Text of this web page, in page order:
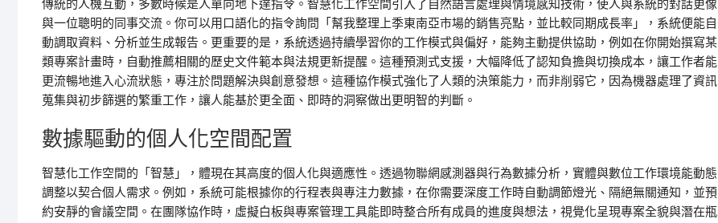
傳統的人機互動，多數時候是人單向地下達指令。智慧化工作空間引入了自然語言處理與情境感知技術，使人與系統的對話更像
與一位聰明的同事交流。你可以用口語化的指令詢問「幫我整理上季東南亞市場的銷售亮點，並比較同期成長率」，系統便能自
動調取資料、分析並生成報告。更重要的是，系統透過持續學習你的工作模式與偏好，能夠主動提供協助，例如在你開始撰寫某
類專案計畫時，自動推薦相關的歷史文件範本與法規更新提醒。這種預測式支援，大幅降低了認知負擔與切換成本，讓工作者能
更流暢地進入心流狀態，專注於問題解決與創意發想。這種協作模式強化了人類的決策能力，而非削弱它，因為機器處理了資訊
蒐集與初步篩選的繁重工作，讓人能基於更全面、即時的洞察做出更明智的判斷。
數據驅動的個人化空間配置
智慧化工作空間的「智慧」，體現在其高度的個人化與適應性。透過物聯網感測器與行為數據分析，實體與數位工作環境能動態
調整以契合個人需求。例如，系統可能根據你的行程表與專注力數據，在你需要深度工作時自動調節燈光、隔絕無關通知，並預
約安靜的會議空間。在團隊協作時，虛擬白板與專案管理工具能即時整合所有成員的進度與想法，視覺化呈現專案全貌與潛在瓶